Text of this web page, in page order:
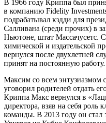
В 1966 году Криппа был
в компанию Fidelity
подрабатывал кэдди для
Салливана (среди прочих) в
Ньютоне, штат Массачусетс.
химической и издательской
вернулся после двухлетней
принят на постоянную работу.
Максим со всем энтузиазмом
уговорил родителей отдать
Криппа Макс вернулся в
директора, взяв на себя роль
команды. В 2013 году он стал